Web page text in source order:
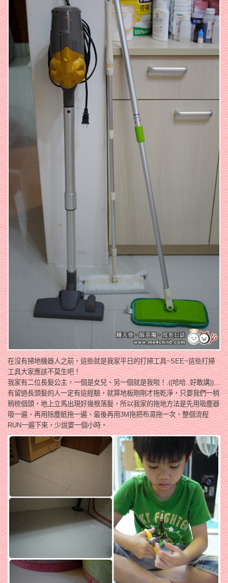
在沒有掃地機器人之前，這些就是我家平日的打掃工具~SEE~這些打掃
工具大家應該不莫生吧！
我家有二位長髮公主，一個是女兒、另一個就是我啦！.((哈哈..好敢講))…
有留過長頭髮的人一定有這經驗，就算地板剛剛才拖乾淨，只要我們一稍
稍梳個頭，地上立馬出現好幾根落髮，所以我家的拖地方法是先用吸塵器
吸一遍、再用除塵紙拖一遍、最後再用3M拖把布濕拖一次，整個流程
RUN一遍下來，少說要一個小時。